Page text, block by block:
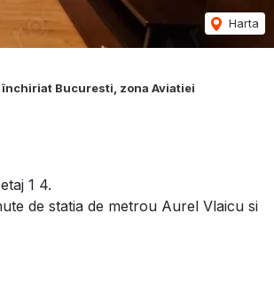
Harta
închiriat Bucuresti, zona Aviatiei
1 4.
de statia de metrou Aurel Vlaicu si